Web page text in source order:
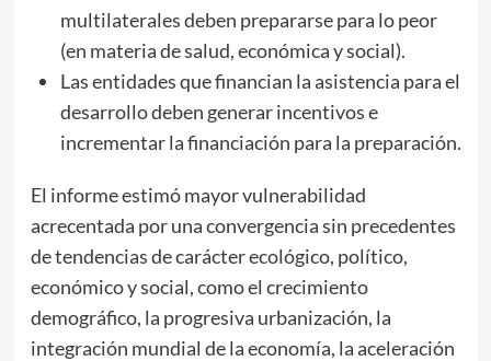
multilaterales deben prepararse para lo peor
(en materia de salud, económica y social).
Las entidades que financian la asistencia para el
desarrollo deben generar incentivos e
incrementar la financiación para la preparación.
El informe estimó mayor vulnerabilidad
acrecentada por una convergencia sin precedentes
de tendencias de carácter ecológico, político,
económico y social, como el crecimiento
demográfico, la progresiva urbanización, la
integración mundial de la economía, la aceleración